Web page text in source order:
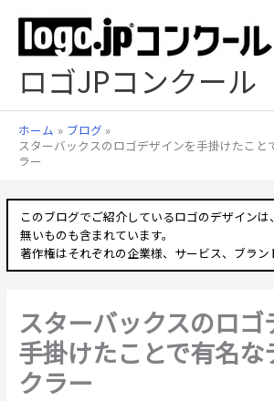
プ
ロゴJPコンクール
ホーム
ブログ
スターバックスのロゴデザインを手掛けたこと
ラー
このブログでご紹介しているロゴのデザイン
無いものも含まれています。
著作権はそれぞれの企業様、サービス、ブラン
スターバックスのロゴ
手掛けたことで有名な
クラー